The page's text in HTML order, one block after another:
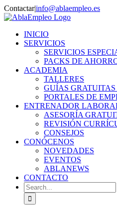
Skip
to
Contactar|info@ablaempleo.es
Facebook
Phone
INICIO
SERVICIOS
SERVICIOS
PACKS DE
ACADEMIA
TALLERES
GUÍAS GRATUITAS
PORTALES DE
ENTRENADOR
ASESORÍA
REVISIÓN
CONSEJOS
CONÓCENOS
NOVEDADES
EVENTOS
ABLANEWS
CONTACTO
Search
for: